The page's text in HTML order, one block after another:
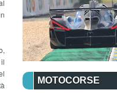
MOTOCORSE